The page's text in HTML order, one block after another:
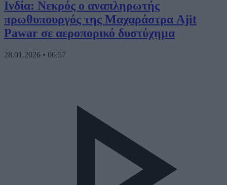
Ινδία: Νεκρός ο αναπληρωτής
πρωθυπουργός της Μαχαράστρα Ajit
Pawar σε αεροπορικό δυστύχημα
28.01.2026 • 06:57